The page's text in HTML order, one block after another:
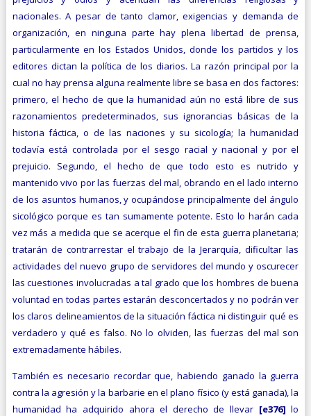
nacionales. A pesar de tanto clamor, exigencias y demanda de
organización, en ninguna parte hay plena libertad de prensa,
particularmente en los Estados Unidos, donde los partidos y los
editores dictan la política de los diarios. La razón principal por la
cual no hay prensa alguna realmente libre se basa en dos factores:
primero, el hecho de que la humanidad aún no está libre de sus
razonamientos predeterminados, sus ignorancias básicas de la
historia fáctica, o de las naciones y su sicología; la humanidad
todavía está controlada por el sesgo racial y nacional y por el
prejuicio. Segundo, el hecho de que todo esto es nutrido y
mantenido vivo por las fuerzas del mal, obrando en el lado interno
de los asuntos humanos, y ocupándose principalmente del ángulo
sicológico porque es tan sumamente potente. Esto lo harán cada
vez más a medida que se acerque el fin de esta guerra planetaria;
tratarán de contrarrestar el trabajo de la Jerarquía, dificultar las
actividades del nuevo grupo de ser­vidores del mundo y oscurecer
las cuestiones involucradas a tal grado que los hombres de buena
voluntad en todas partes estarán desconcertados y no podrán ver
los claros delineamientos de la situación fáctica ni distinguir qué es
verdadero y qué es falso. No lo olviden, las fuerzas del mal son
extremadamente hábiles.
También es necesario recordar que, habiendo ganado la gue­rra
contra la agresión y la barbarie en el plano físico (y está ganada), la
humanidad ha adquirido ahora el derecho de llevar [e376]lo